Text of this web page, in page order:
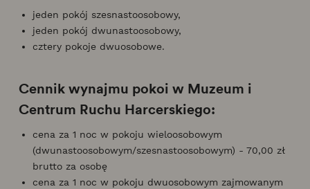
jeden pokój szesnastoosobowy,
jeden pokój dwunastoosobowy,
cztery pokoje dwuosobowe.
Cennik wynajmu pokoi w Muzeum i
Centrum Ruchu Harcerskiego:
cena za 1 noc w pokoju wieloosobowym
(dwunastoosobowym/szesnastoosobowym) - 70,00 zł
brutto za osobę
cena za 1 noc w pokoju dwuosobowym zajmowanym